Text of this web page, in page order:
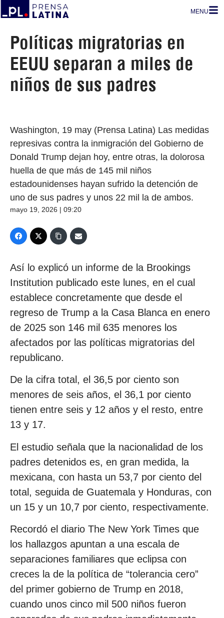
MENU
Políticas migratorias en
EEUU separan a miles de
niños de sus padres
Washington, 19 may (Prensa Latina) Las medidas
represivas contra la inmigración del Gobierno de
Donald Trump dejan hoy, entre otras, la dolorosa
huella de que más de 145 mil niños
estadounidenses hayan sufrido la detención de
uno de sus padres y unos 22 mil la de ambos.
mayo 19, 2026 | 09:20
Así lo explicó un informe de la Brookings
Institution publicado este lunes, en el cual
establece concretamente que desde el
regreso de Trump a la Casa Blanca en enero
de 2025 son 146 mil 635 menores los
afectados por las políticas migratorias del
republicano.
De la cifra total, el 36,5 por ciento son
menores de seis años, el 36,1 por ciento
tienen entre seis y 12 años y el resto, entre
13 y 17.
El estudio señala que la nacionalidad de los
padres detenidos es, en gran medida, la
mexicana, con hasta un 53,7 por ciento del
total, seguida de Guatemala y Honduras, con
un 15 y un 10,7 por ciento, respectivamente.
Recordó el diario The New York Times que
los hallazgos apuntan a una escala de
separaciones familiares que eclipsa con
creces la de la política de “tolerancia cero”
del primer gobierno de Trump en 2018,
cuando unos cinco mil 500 niños fueron